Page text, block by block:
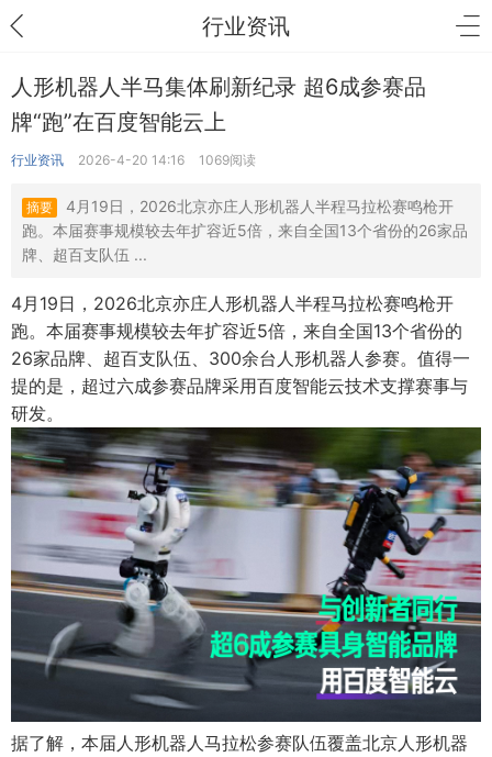
行业资讯
人形机器人半马集体刷新纪录 超6成参赛品
牌“跑”在百度智能云上
行业资讯 2026-4-20 14:16 1069阅读
摘要
4月19日，2026北京亦庄人形机器人半程马拉松赛鸣枪开
跑。本届赛事规模较去年扩容近5倍，来自全国13个省份的26家品
牌、超百支队伍 ...
4月19日，2026北京亦庄人形机器人半程马拉松赛鸣枪开
跑。本届赛事规模较去年扩容近5倍，来自全国13个省份的
26家品牌、超百支队伍、300余台人形机器人参赛。值得一
提的是，超过六成参赛品牌采用百度智能云技术支撑赛事与
研发。
据了解，本届人形机器人马拉松参赛队伍覆盖北京人形机器